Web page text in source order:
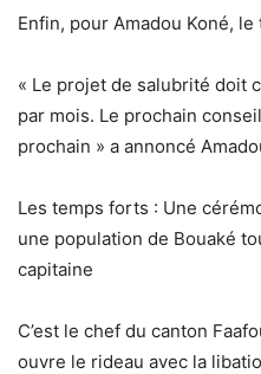
Enfin, pour Amadou Koné,
« Le projet de salubrité doit
par mois. Le prochain
prochain » a annoncé
Les temps forts : Une
une population de Bouaké
capitaine
C’est le chef du canton
ouvre le rideau avec la